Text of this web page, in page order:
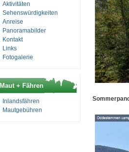
Aktivitäten
Sehenswürdigkeiten
Anreise
Panoramabilder
Kontakt
Links
Fotogalerie
Maut + Fähren
Inlandsfähren
Mautgebühren